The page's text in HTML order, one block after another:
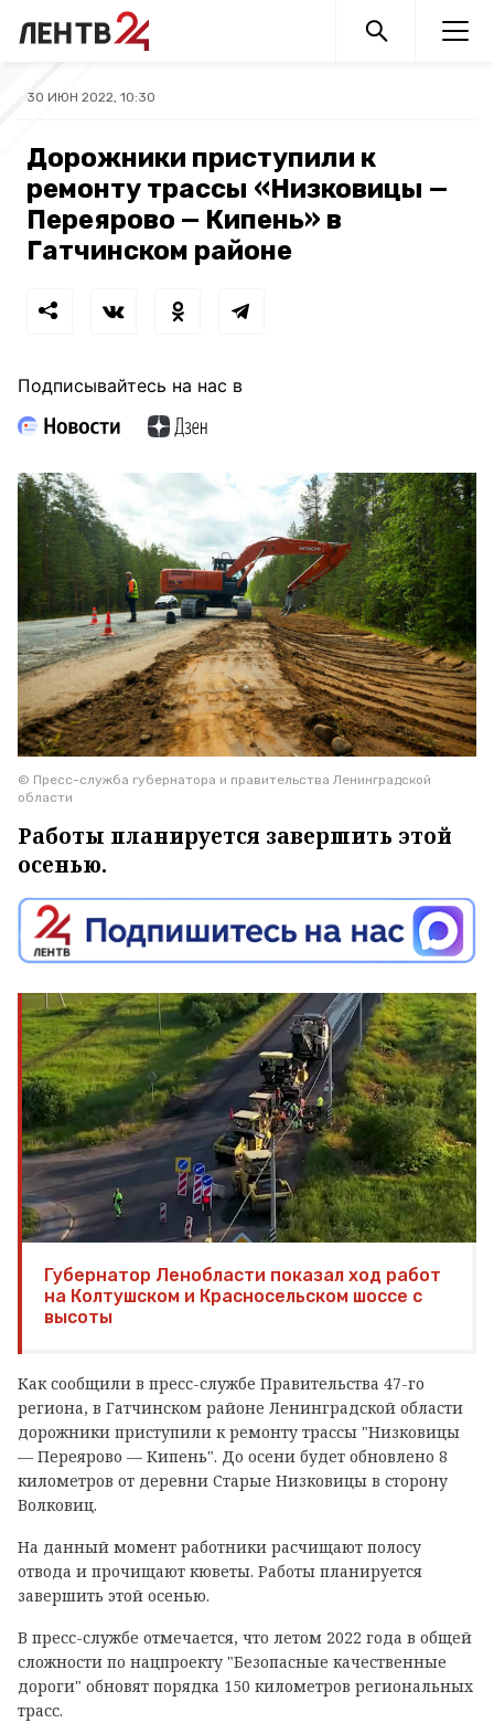
30 ИЮН 2022, 10:30
Дорожники приступили к
ремонту трассы «Низковицы —
Переярово — Кипень» в
Гатчинском районе
Подписывайтесь на нас в
© Пресс-служба губернатора и правительства Ленинградской
области
Работы планируется завершить этой
осенью.
Губернатор Ленобласти показал ход работ
на Колтушском и Красносельском шоссе с
высоты
Как сообщили в пресс-службе Правительства 47-го
региона, в Гатчинском районе Ленинградской области
дорожники приступили к ремонту трассы "Низковицы
— Переярово — Кипень". До осени будет обновлено 8
километров от деревни Старые Низковицы в сторону
Волковиц.
На данный момент работники расчищают полосу
отвода и прочищают кюветы. Работы планируется
завершить этой осенью.
В пресс-службе отмечается, что летом 2022 года в общей
сложности по нацпроекту "Безопасные качественные
дороги" обновят порядка 150 километров региональных
трасс.